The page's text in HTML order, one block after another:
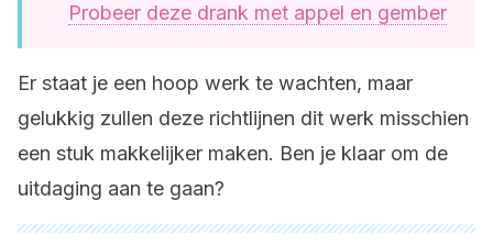
Probeer deze drank met appel en gember
Er staat je een hoop werk te wachten, maar
gelukkig zullen deze richtlijnen dit werk misschien
een stuk makkelijker maken. Ben je klaar om de
uitdaging aan te gaan?